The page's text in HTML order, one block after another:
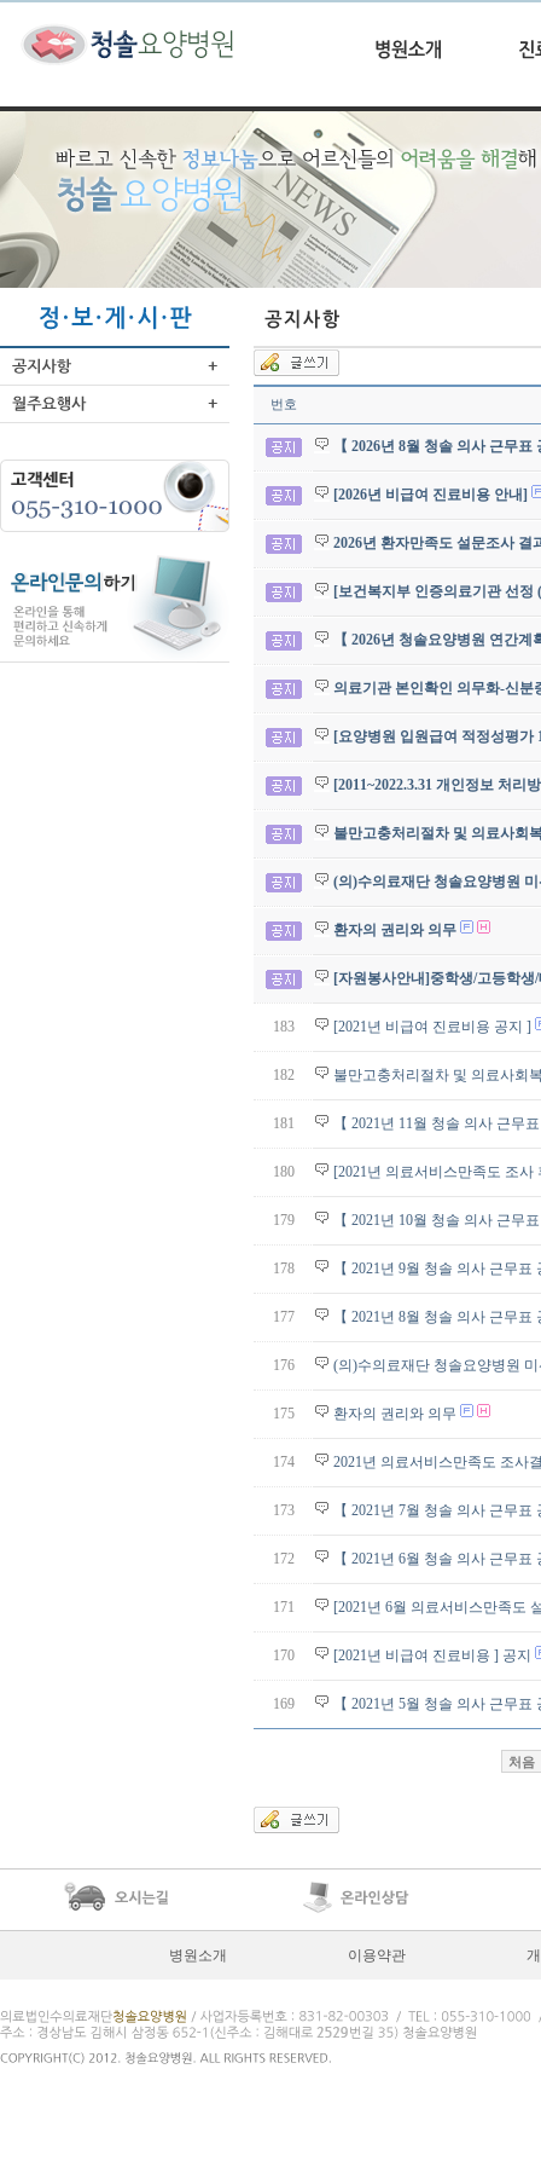
번호
【 2026년 8월 청솔 의사 근무표
[2026년 비급여 진료비용 안내]
2026년 환자만족도 설문조사 결
[보건복지부 인증의료기관 선정
【 2026년 청솔요양병원 연간계
의료기관 본인확인 의무화-신분
[요양병원 입원급여 적정성평가
[2011~2022.3.31 개인정보 처리
불만고충처리절차 및 의료사회
(의)수의료재단 청솔요양병원
환자의 권리와 의무
[자원봉사안내]중학생/고등학
183 [2021년 비급여 진료비용 공지 ]
182 불만고충처리절차 및 의료사회
181 【 2021년 11월 청솔 의사 근무
180 [2021년 의료서비스만족도 조
179 【 2021년 10월 청솔 의사 근무
178 【 2021년 9월 청솔 의사 근무표
177 【 2021년 8월 청솔 의사 근무표
176 (의)수의료재단 청솔요양병원
175 환자의 권리와 의무
174 2021년 의료서비스만족도 조사
173 【 2021년 7월 청솔 의사 근무표
172 【 2021년 6월 청솔 의사 근무표
171 [2021년 6월 의료서비스만족도
170 [2021년 비급여 진료비용 ] 공지
169 【 2021년 5월 청솔 의사 근무표
처음
병원소개 이용약관